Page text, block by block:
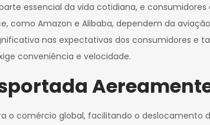
essencial da vida cotidiana, e
como Amazon e Alibaba, dependem da
nas expectativas dos consumidores e
conveniência e velocidade.
o comércio global, facilitando o deslocamento